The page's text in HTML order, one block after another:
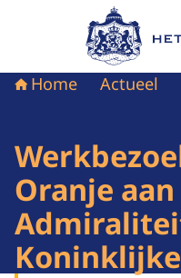
Naar de
Home Actueel
Oranje aan